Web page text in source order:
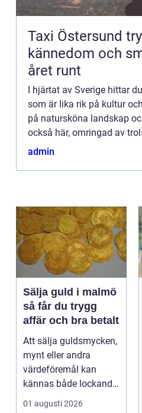
Taxi Östersund trygghet, lokal
kännedom och
året runt
I hjärtat av Sverige hittar
som är lika rik på kultur
på natursköna landskap
också här, omringad av
gnistr...
admin
Sälja guld i malmö
så får du trygg
affär och bra betalt
Att sälja guldsmycken,
mynt eller andra
värdeföremål kan
kännas både lockande
och osäkert på samma
01 augusti 2026